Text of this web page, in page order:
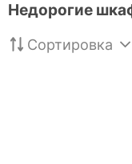
Недорогие
Сортировка